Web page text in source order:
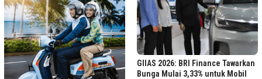
GIIAS 2026: BRI Finance Tawarkan
Bunga Mulai 3,33% untuk Mobil